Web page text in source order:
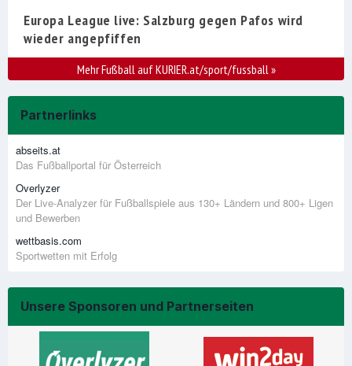
Europa League live: Salzburg gegen Pafos wird
wieder angepfiffen
Mehr Fußball auf KURIER.at/sport/fussball»
Partnerlinks
abseits.at
Das Fußballportal für Österreich
Overlyzer
Der Live-Analyzer für Fußballspiele aus 130+ Ländern und 800+ Ligen
und Bewerben
wettbasis.com
Sportwetten mit Erfolg
Unsere Sponsoren und Partnerseiten